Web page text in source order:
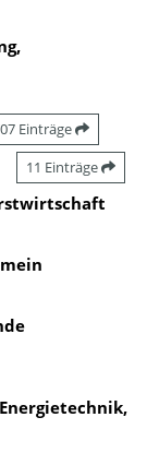
Einträge
11 Einträge